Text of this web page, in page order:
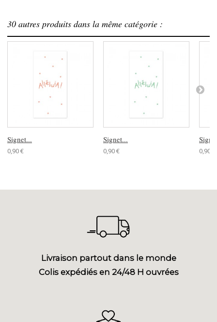
30 autres produits dans la même catégorie :
Signet...
0,90 €
Signet...
0,90 € 0,90 €
Livraison partout dans le monde
Colis expédiés en 24/48 H ouvrées